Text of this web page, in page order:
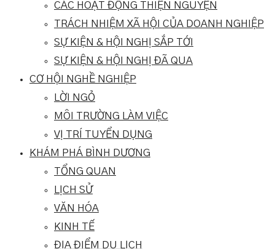
CÁC HOẠT ĐỘNG THIỆN NGUYỆN
TRÁCH NHIỆM XÃ HỘI CỦA DOANH NGHIỆP
SỰ KIỆN & HỘI NGHỊ SẮP TỚI
SỰ KIỆN & HỘI NGHỊ ĐÃ QUA
CƠ HỘI NGHỀ NGHIỆP
LỜI NGỎ
MÔI TRƯỜNG LÀM VIỆC
VỊ TRÍ TUYỂN DỤNG
KHÁM PHÁ BÌNH DƯƠNG
TỔNG QUAN
LỊCH SỬ
VĂN HÓA
KINH TẾ
ĐỊA ĐIỂM DU LỊCH